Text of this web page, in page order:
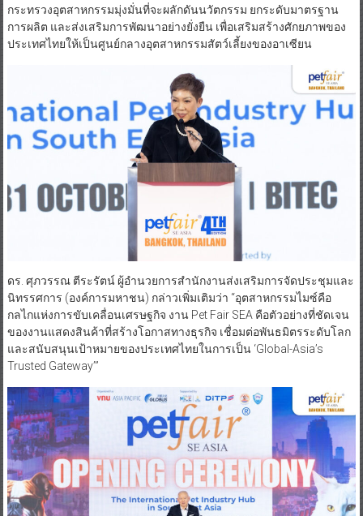
กระทรวงอุตสาหกรรมมุ่งมั่นที่จะผลักดันนวัตกรรม ยกระดับมาตรฐาน
การผลิต และส่งเสริมการพัฒนาอย่างยั่งยืน เพื่อเสริมสร้างศักยภาพของ
ประเทศไทยให้เป็นศูนย์กลางอุตสาหกรรมสัตว์เลี้ยงของอาเซียน
ดร. ศุภวรรณ ตีระรัตน์ ผู้อำนวยการสำนักงานส่งเสริมการจัดประชุมและ
นิทรรศการ (องค์การมหาชน) กล่าวเพิ่มเติมว่า “อุตสาหกรรมไมซ์คือ
กลไกแห่งการขับเคลื่อนเศรษฐกิจ งาน Pet Fair SEA คือตัวอย่างที่ชัดเจน
ของงานแสดงสินค้าที่สร้างโอกาสทางธุรกิจ เชื่อมต่อพันธมิตรระดับโลก
และสนับสนุนเป้าหมายของประเทศไทยในการเป็น ‘Global-Asia’s
Trusted Gateway’”